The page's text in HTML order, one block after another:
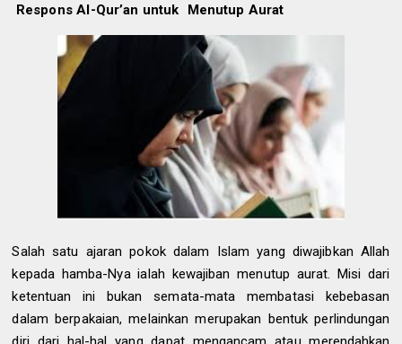
Respons Al-Qur’an untuk Menutup Aurat
Salah satu ajaran pokok dalam Islam yang diwajibkan Allah
kepada hamba-Nya ialah kewajiban menutup aurat. Misi dari
ketentuan ini bukan semata-mata membatasi kebebasan
dalam berpakaian, melainkan merupakan bentuk perlindungan